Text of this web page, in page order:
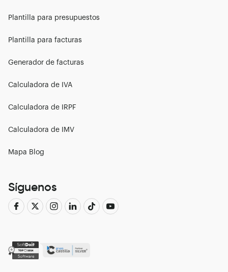
Plantilla para presupuestos
Plantilla para facturas
Generador de facturas
Calculadora de IVA
Calculadora de IRPF
Calculadora de IMV
Mapa Blog
Síguenos